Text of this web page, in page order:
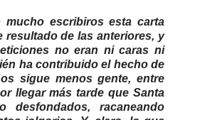
mucho escribiros esta carta
resultado de las anteriores, y
no eran ni caras ni
ha contribuido el hecho de
sigue menos gente, entre
llegar más tarde que Santa
desfondados, racaneando